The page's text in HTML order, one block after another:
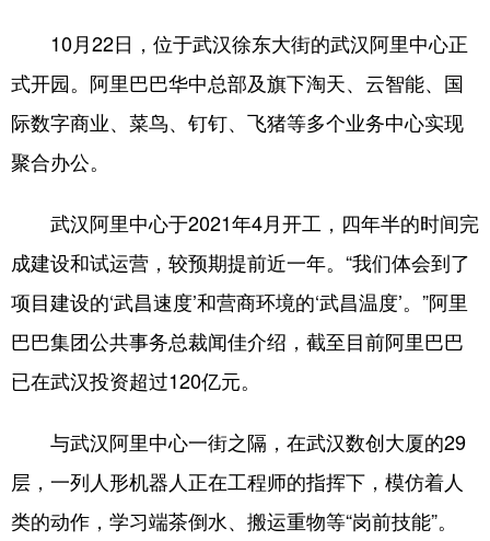
10月22日，位于武汉徐东大街的武汉阿里中心正
式开园。阿里巴巴华中总部及旗下淘天、云智能、国
际数字商业、菜鸟、钉钉、飞猪等多个业务中心实现
聚合办公。
武汉阿里中心于2021年4月开工，四年半的时间完
成建设和试运营，较预期提前近一年。“我们体会到了
项目建设的‘武昌速度’和营商环境的‘武昌温度’。”阿里
巴巴集团公共事务总裁闻佳介绍，截至目前阿里巴巴
已在武汉投资超过120亿元。
与武汉阿里中心一街之隔，在武汉数创大厦的29
层，一列人形机器人正在工程师的指挥下，模仿着人
类的动作，学习端茶倒水、搬运重物等“岗前技能”。